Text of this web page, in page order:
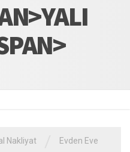
Nakliyat Evden Eve